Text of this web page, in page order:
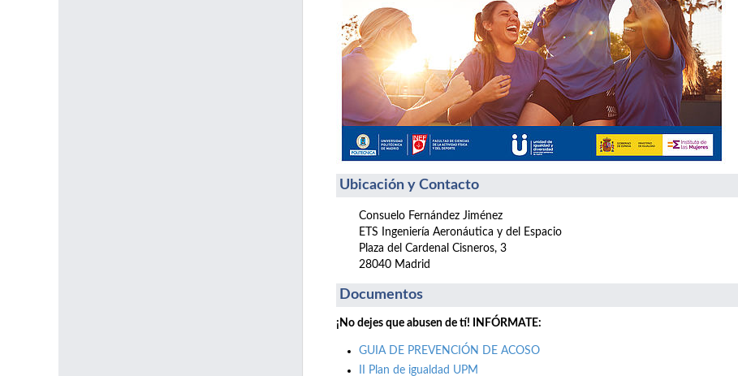
Ubicación y Contacto
Consuelo Fernández Jiménez
ETS Ingeniería Aeronáutica y del Espacio
Plaza del Cardenal Cisneros, 3
28040 Madrid
Documentos
¡No dejes que abusen de tí! INFÓRMATE:
GUIA DE PREVENCIÓN DE ACOSO
II Plan de igualdad UPM